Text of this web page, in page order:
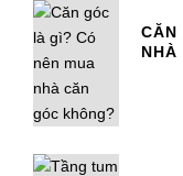
CĂN
NHÀ